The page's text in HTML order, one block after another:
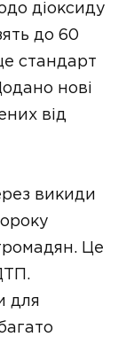
діоксиду
до 60
стандарт
нові
від
викиди
Це
для